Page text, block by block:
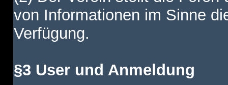
von Informationen im Sinne
Verfügung.
§3 User und Anmeldung